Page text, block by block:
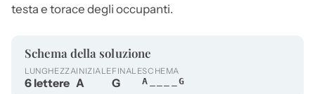
testa e torace degli occupanti.
Schema della soluzione
LUNGHEZZA
6 lettere
INIZIALE
A
FINALE
G
SCHEMA
A____G